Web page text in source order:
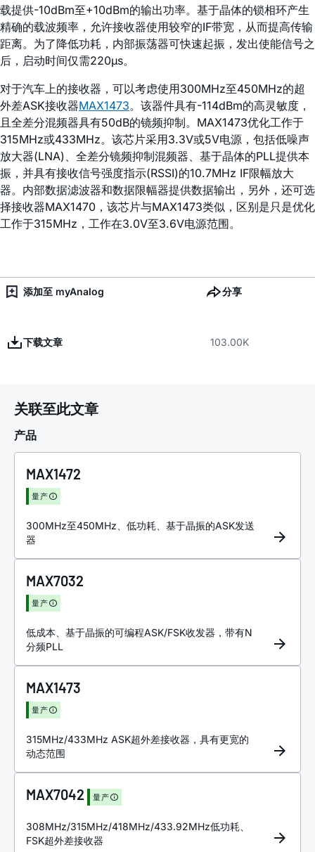
载提供-10dBm至+10dBm的输出功率。基于晶体的锁相环产生
精确的载波频率，允许接收器使用较窄的IF带宽，从而提高传输
距离。为了降低功耗，内部振荡器可快速起振，发出使能信号之
后，启动时间仅需220µs。
对于汽车上的接收器，可以考虑使用300MHz至450MHz的超
外差ASK接收器MAX1473。该器件具有-114dBm的高灵敏度，
且全差分混频器具有50dB的镜频抑制。MAX1473优化工作于
315MHz或433MHz。该芯片采用3.3V或5V电源，包括低噪声
放大器(LNA)、全差分镜频抑制混频器、基于晶体的PLL提供本
振，并具有接收信号强度指示(RSSI)的10.7MHz IF限幅放大
器。内部数据滤波器和数据限幅器提供数据输出，另外，还可选
择接收器MAX1470，该芯片与MAX1473类似，区别是只是优化
工作于315MHz，工作在3.0V至3.6V电源范围。
添加至 myAnalog 分享
下载文章 103.00K
关联至此文章
产品
MAX1472
量产
300MHz至450MHz、低功耗、基于晶振的ASK发送
器
MAX7032
量产
低成本、基于晶振的可编程ASK/FSK收发器，带有N
分频PLL
MAX1473
量产
315MHz/433MHz ASK超外差接收器，具有更宽的
动态范围
MAX7042 量产
308MHz/315MHz/418MHz/433.92MHz低功耗、
FSK超外差接收器